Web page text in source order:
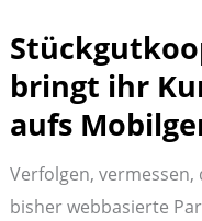
bringt ihr
aufs
Verfolgen,
bisher webbasierte